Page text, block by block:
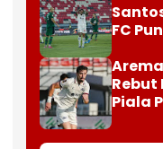
FC
Piala